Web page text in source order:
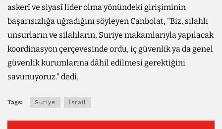
askerî ve siyasî lider olma yönündeki girişiminin
başarısızlığa uğradığını söyleyen Canbolat, "Biz, silahlı
unsurların ve silahların, Suriye makamlarıyla yapılacak
koordinasyon çerçevesinde ordu, iç güvenlik ya da genel
güvenlik kurumlarına dâhil edilmesi gerektiğini
savunuyoruz." dedi.
Tags: Suriye İsrail